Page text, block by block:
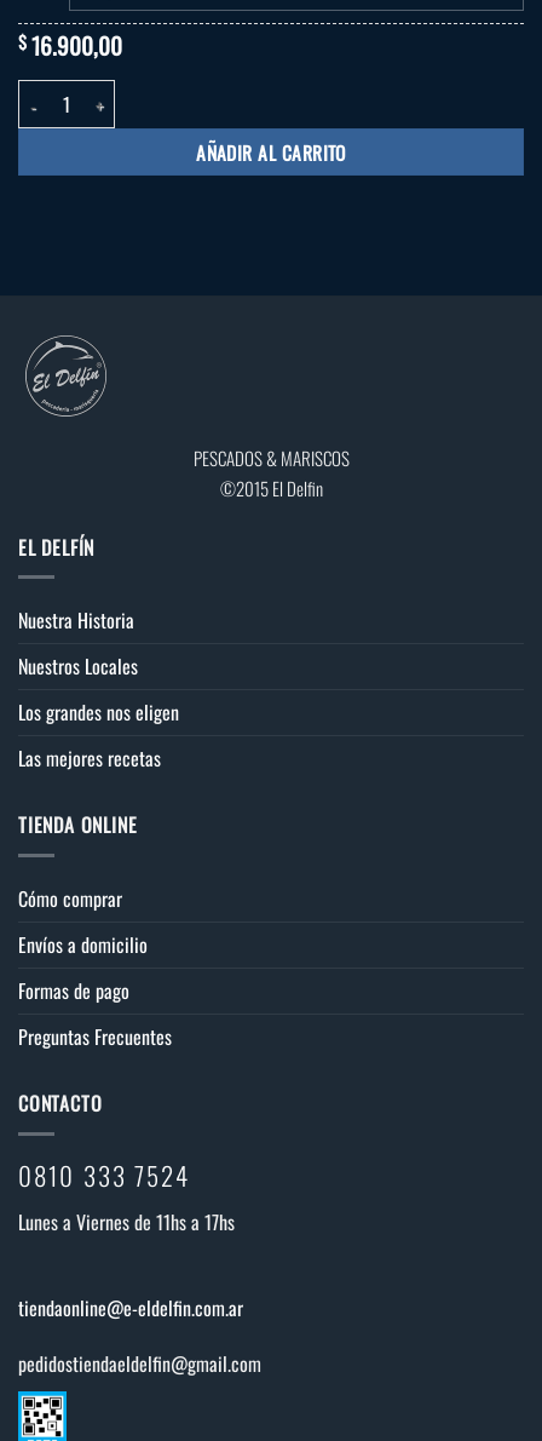
$16.900,00
Filet de Merluza cantidad
AÑADIR AL CARRITO
PESCADOS & MARISCOS
©2015 El Delfin
EL DELFÍN
Nuestra Historia
Nuestros Locales
Los grandes nos eligen
Las mejores recetas
TIENDA ONLINE
Cómo comprar
Envíos a domicilio
Formas de pago
Preguntas Frecuentes
CONTACTO
0810 333 7524
Lunes a Viernes de 11hs a 17hs
tiendaonline@e-eldelfin.com.ar
pedidostiendaeldelfin@gmail.com